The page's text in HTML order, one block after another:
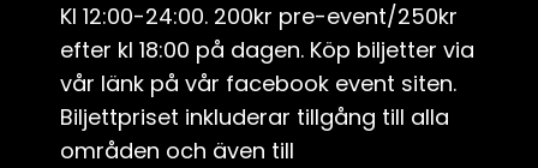
Kl 12:00-24:00. 200kr pre-event/250kr
efter kl 18:00 på dagen. Köp biljetter via
vår länk på vår facebook event siten.
Biljettpriset inkluderar tillgång till alla
områden och även till